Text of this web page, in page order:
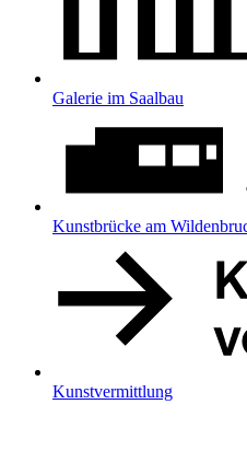
Galerie im Saalbau
Kunstbrücke am
Kunstvermittlung